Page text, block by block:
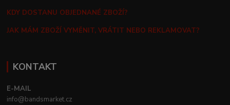
KDY DOSTANU OBJEDNANÉ ZBOŽÍ?
JAK MÁM ZBOŽÍ VYMĚNIT, VRÁTIT NEBO REKLAMOVAT?
KONTAKT
E-MAIL
info@bandsmarket.cz